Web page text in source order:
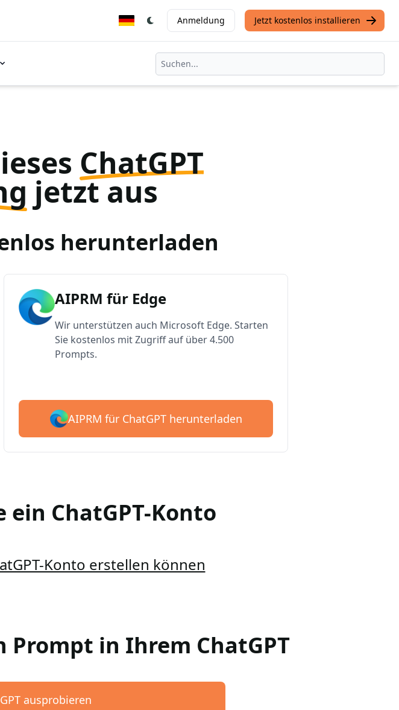
Anmeldung Jetzt kostenlos installieren
ChatGPT
jetzt aus
herunterladen
AIPRM für Edge
Wir unterstützen auch Microsoft Edge. Starten
Sie kostenlos mit Zugriff auf über 4.500
Prompts.
AIPRM für ChatGPT herunterladen
ChatGPT-Konto
Konto erstellen können
Prompt in Ihrem ChatGPT
ausprobieren